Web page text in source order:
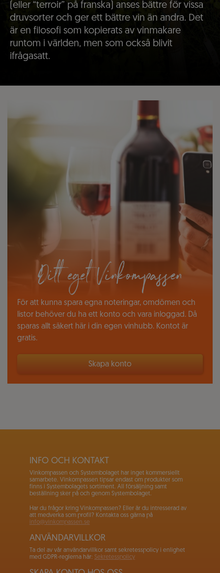
(eller “terroir” på franska) anses bättre för vissa
druvsorter och ger ett bättre vin än andra. Det
är en filosofi som kopierats av vinmakare
runtom i världen, men som också blivit
ifrågasatt.
Ditt eget Vinkompassen
För att kunna spara egna noteringar, omdömen och
listor behöver du ha ett konto och vara inloggad. Då
sparas allt säkert här i din egen vinhubb. Kontot är
gratis.
Skapa konto
INFO OCH KONTAKT
Vinkompassen och Systembolaget har inget kommersiellt
samarbete. Vinkompassen tipsar endast om produkter som
finns i Systembolagets sortiment. All försäljning samt
beställning sker på och genom Systembolaget.
Har du frågor kring Vinkompassen? Eller är du intresserad av
att medverka som profil? Kontakta oss gärna på
info@vinkompassen.se
ANVÄNDARVILLKOR
Ta del av vår användarvillkor samt sekretesspolicy i enlighet
med GDPR-reglerna här: Sekretesspolicy